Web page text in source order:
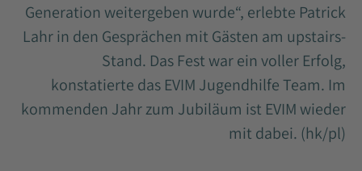
Generation weitergeben wurde“, erlebte Patrick
Lahr in den Gesprächen mit Gästen am upstairs-
Stand. Das Fest war ein voller Erfolg,
konstatierte das EVIM Jugendhilfe Team. Im
kommenden Jahr zum Jubiläum ist EVIM wieder
mit dabei. (hk/pl)